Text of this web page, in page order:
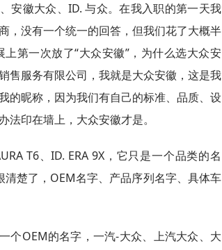
安徽大众、ID. 与众。在我入职的第一天我
，没有一个统一的回答，但我们花了大概半
第一次放了“大众安徽”，为什么选大众安
售服务有限公司，我就是大众安徽，这是我
的昵称，因为我们有自己的标准、品质、设
印在墙上，大众安徽才是。
T6、ID. ERA 9X，它只是一个品类的名
楚了，OEM名字、产品序列名字、具体车
个OEM的名字，一汽-大众、上汽大众、大